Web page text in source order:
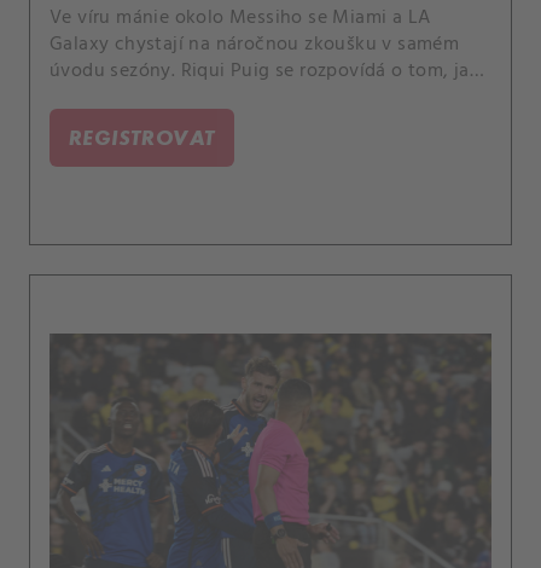
Ve víru mánie okolo Messiho se Miami a LA
Galaxy chystají na náročnou zkoušku v samém
úvodu sezóny. Riqui Puig se rozpovídá o tom, jaký
REGISTROVAT